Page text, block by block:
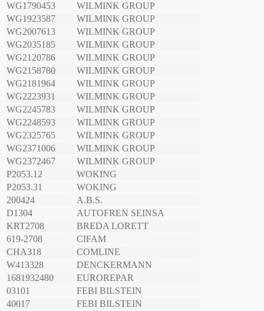
WG1790453
WILMINK GROUP
WG1923587
WILMINK GROUP
WG2007613
WILMINK GROUP
WG2035185
WILMINK GROUP
WG2120786
WILMINK GROUP
WG2158780
WILMINK GROUP
WG2181964
WILMINK GROUP
WG2223931
WILMINK GROUP
WG2245783
WILMINK GROUP
WG2248593
WILMINK GROUP
WG2325765
WILMINK GROUP
WG2371006
WILMINK GROUP
WG2372467
WILMINK GROUP
P2053.12
WOKING
P2053.31
WOKING
200424
A.B.S.
D1304
AUTOFREN SEINSA
KRT2708
BREDA LORETT
619-2708
CIFAM
CHA318
COMLINE
W413328
DENCKERMANN
1681932480
EUROREPAR
03101
FEBI BILSTEIN
40017
FEBI BILSTEIN